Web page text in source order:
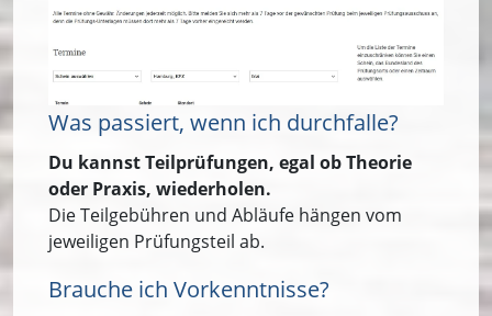
Was passiert, wenn ich durchfalle?
Du kannst Teilprüfungen, egal ob Theorie
oder Praxis, wiederholen.
Die Teilgebühren und Abläufe hängen vom
jeweiligen Prüfungsteil ab.
Brauche ich Vorkenntnisse?